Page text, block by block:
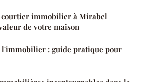
courtier immobilier à Mirabel
de votre maison
l'immobilier : guide pratique pour